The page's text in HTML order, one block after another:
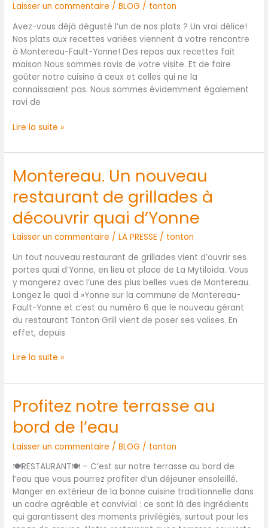
Laisser un commentaire /BLOG / tonton
Avez-vous déjà dégusté l’un de nos plats ? Un vrai délice!
Nos plats aux recettes variées viennent à votre rencontre
à Montereau-Fault-Yonne! Des repas aux recettes fait
maison Nous sommes ravis de votre visite. Et de faire
goûter notre cuisine à ceux et celles qui ne la
connaissaient pas. Nous sommes évidemment également
ravi de
l’un
de
nos
plats
?
Lire la suite »
Montereau. Un nouveau
restaurant de grillades à
découvrir quai d’Yonne
Laisser un commentaire /LA PRESSE / tonton
Un tout nouveau restaurant de grillades vient d’ouvrir ses
portes quai d’Yonne, en lieu et place de La Mytiloida. Vous
y mangerez avec l’une des plus belles vues de Montereau.
Longez le quai d »Yonne sur la commune de Montereau-
Fault-Yonne et c’est au numéro 6 que le nouveau gérant
du restaurant Tonton Grill vient de poser ses valises. En
effet, depuis
Montereau.
Un
nouveau
restaurant
de
grillades
découvrir
quai
d’Yonne
Lire la suite »
Profitez notre terrasse au
bord de l’eau
Laisser un commentaire /BLOG / tonton
🍽RESTAURANT🍽 – C’est sur notre terrasse au bord de
l’eau que vous pourrez profiter d’un déjeuner ensoleillé.
Manger en extérieur de la bonne cuisine traditionnelle dans
un cadre agréable et convivial : ce sont là des ingrédients
qui garantissent des moments privilégiés, surtout pour les
Profitez
notre
terrasse
bord
de
l’eau